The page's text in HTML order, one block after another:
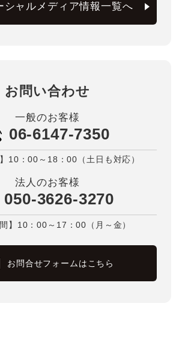
シャルメディア情報一覧へ
お問い合わせ
一般のお客様
06-6147-7350
】10：00～18：00（土日も対応）
法人のお客様
050-3626-3270
間】10：00～17：00（月～金）
お問合せフォームはこちら